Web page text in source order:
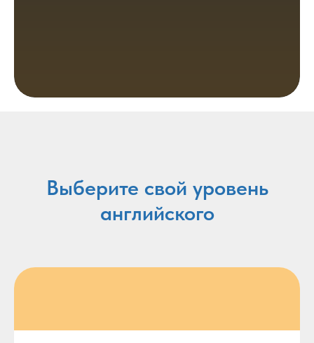
Выберите свой уровень
английского